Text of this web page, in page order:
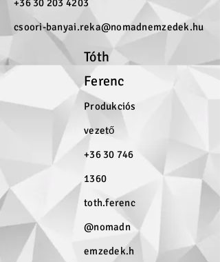
+36 30 203 4203
csoori-banyai.reka@nomadnemzedek.hu
Tóth
Ferenc
Produkciós
vezető
+36 30 746
1360
toth.ferenc
@nomadn
emzedek.h